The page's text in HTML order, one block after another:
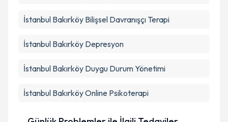
İstanbul Bakırköy Bilişsel Davranışçı Terapi
İstanbul Bakırköy Depresyon
İstanbul Bakırköy Duygu Durum Yönetimi
İstanbul Bakırköy Online Psikoterapi